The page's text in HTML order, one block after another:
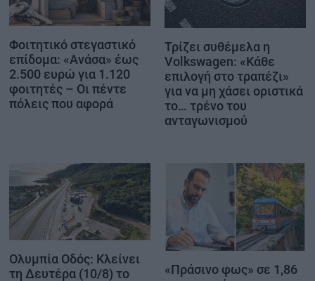
Φοιτητικό στεγαστικό
επίδομα: «Ανάσα» έως
2.500 ευρώ για 1.120
φοιτητές – Οι πέντε
πόλεις που αφορά
Τρίζει συθέμελα η
Volkswagen: «Κάθε
επιλογή στο τραπέζι»
για να μη χάσει οριστικά
το… τρένο του
ανταγωνισμού
Ολυμπία Οδός: Κλείνει
τη Δευτέρα (10/8) το
«Πράσινο φως» σε 1,86